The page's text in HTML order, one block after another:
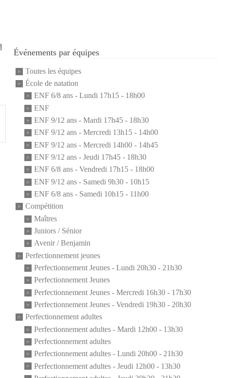
Événements par équipes
Toutes les équipes
École de natation
ENF 6/8 ans - Lundi 17h15 - 18h00
ENF
ENF 9/12 ans - Mardi 17h45 - 18h30
ENF 9/12 ans - Mercredi 13h15 - 14h00
ENF 9/12 ans - Mercredi 14h00 - 14h45
ENF 9/12 ans - Jeudi 17h45 - 18h30
ENF 6/8 ans - Vendredi 17h15 - 18h00
ENF 9/12 ans - Samedi 9h30 - 10h15
ENF 6/8 ans - Samedi 10h15 - 11h00
Compétition
Maîtres
Juniors / Sénior
Avenir / Benjamin
Perfectionnement jeunes
Perfectionnement Jeunes - Lundi 20h30 - 21h30
Perfectionnement Jeunes
Perfectionnement Jeunes - Mercredi 16h30 - 17h30
Perfectionnement Jeunes - Vendredi 19h30 - 20h30
Perfectionnement adultes
Perfectionnement adultes - Mardi 12h00 - 13h30
Perfectionnement adultes
Perfectionnement adultes - Lundi 20h00 - 21h30
Perfectionnement adultes - Jeudi 12h00 - 13h30